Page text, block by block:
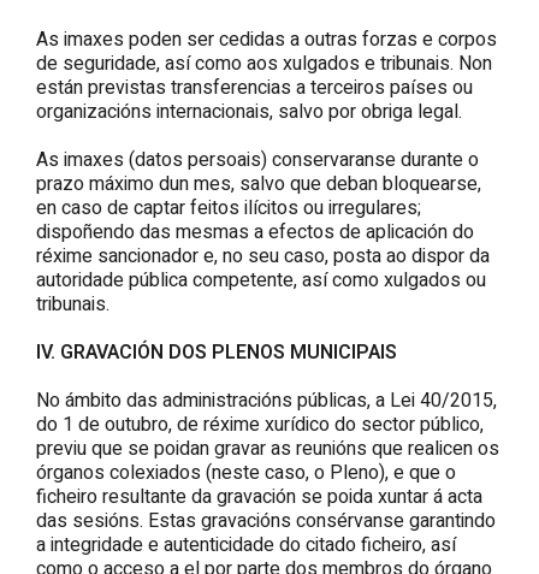
As imaxes poden ser cedidas a outras forzas e corpos
de seguridade, así como aos xulgados e tribunais. Non
están previstas transferencias a terceiros países ou
organizacións internacionais, salvo por obriga legal.
As imaxes (datos persoais) conservaranse durante o
prazo máximo dun mes, salvo que deban bloquearse,
en caso de captar feitos ilícitos ou irregulares;
dispoñendo das mesmas a efectos de aplicación do
réxime sancionador e, no seu caso, posta ao dispor da
autoridade pública competente, así como xulgados ou
tribunais.
IV. GRAVACIÓN DOS PLENOS MUNICIPAIS
No ámbito das administracións públicas, a Lei 40/2015,
do 1 de outubro, de réxime xurídico do sector público,
previu que se poidan gravar as reunións que realicen os
órganos colexiados (neste caso, o Pleno), e que o
ficheiro resultante da gravación se poida xuntar á acta
das sesións. Estas gravacións consérvanse garantindo
a integridade e autenticidade do citado ficheiro, así